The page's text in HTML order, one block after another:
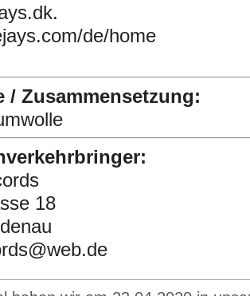
.
de/home
/ Zusammensetzung:
18